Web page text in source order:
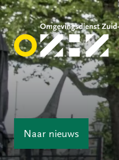
Naar nieuws